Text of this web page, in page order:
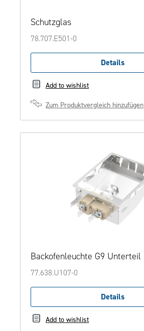
Schutzglas
78.707.E501-0
Details
Add to wishlist
Zum Produktvergleich hinzufügen
Backofenleuchte G9 Unterteil
77.638.U107-0
Details
Add to wishlist